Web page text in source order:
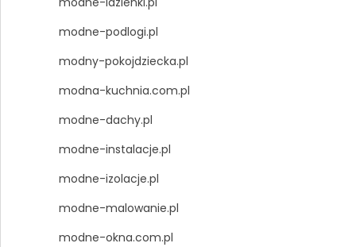
modne-podlogi.pl
modny-pokojdziecka.pl
modna-kuchnia.com.pl
modne-dachy.pl
modne-instalacje.pl
modne-izolacje.pl
modne-malowanie.pl
modne-okna.com.pl